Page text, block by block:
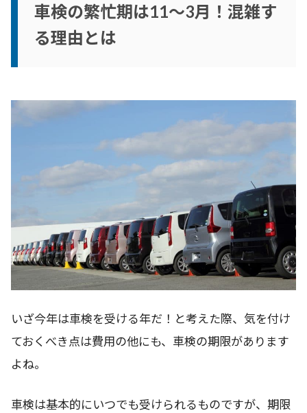
車検の繁忙期は11～3月！混雑す
る理由とは
いざ今年は車検を受ける年だ！と考えた際、気を付け
ておくべき点は費用の他にも、車検の期限があります
よね。
車検は基本的にいつでも受けられるものですが、期限